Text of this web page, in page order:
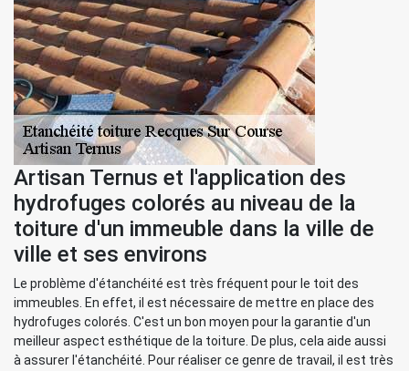
Artisan Ternus et l'application des
hydrofuges colorés au niveau de la
toiture d'un immeuble dans la ville de
ville et ses environs
Le problème d'étanchéité est très fréquent pour le toit des
immeubles. En effet, il est nécessaire de mettre en place des
hydrofuges colorés. C'est un bon moyen pour la garantie d'un
meilleur aspect esthétique de la toiture. De plus, cela aide aussi
à assurer l'étanchéité. Pour réaliser ce genre de travail, il est très